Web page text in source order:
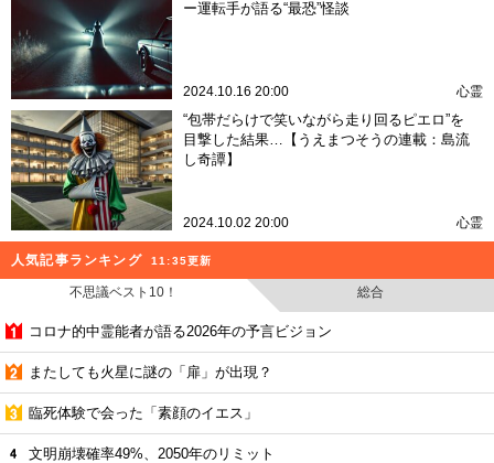
ー運転手が語る“最恐”怪談
2024.10.16 20:00 心霊
“包帯だらけで笑いながら走り回るピエロ”を
目撃した結果…【うえまつそうの連載：島流
し奇譚】
2024.10.02 20:00 心霊
人気記事ランキング 11:35更新
不思議ベスト10！ 総合
コロナ的中霊能者が語る2026年の予言ビジョン
またしても火星に謎の「扉」が出現？
臨死体験で会った「素顔のイエス」
文明崩壊確率49%、2050年のリミット